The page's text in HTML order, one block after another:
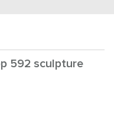
592 sculpture